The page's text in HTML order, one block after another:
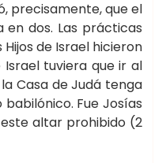
precisamente, que el
en dos. Las prácticas
de Israel hicieron
tuviera que ir al
Casa de Judá tenga
Fue Josías
altar prohibido (2